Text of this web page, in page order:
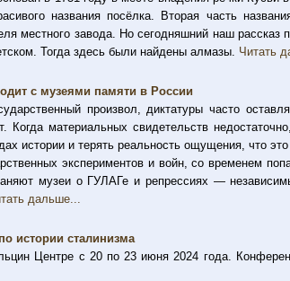
названия посёлка. Вторая часть
местного завода. Но сегодняшний наш рассказ
Тогда здесь были найдены алмазы. Читать
с музеями памяти в России
произвол, диктатуры часто
Когда материальных свидетельств
истории и терять реальность ощущения, что
экспериментов и войн, со временем
музеи о ГУЛАГе и репрессиях —
дальше...
истории сталинизма
Центре с 20 по 23 июня 2024 года.